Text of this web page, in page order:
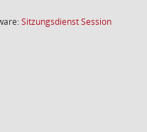
SitzungsdienstSession(Wird in